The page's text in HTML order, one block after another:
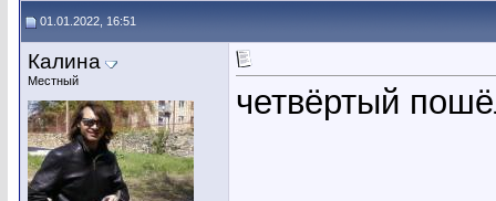
01.01.2022, 16:51
Калина
Местный
четвёртый